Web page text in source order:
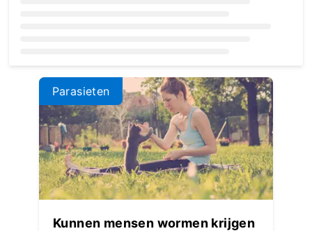
Parasieten
Kunnen mensen wormen krijgen